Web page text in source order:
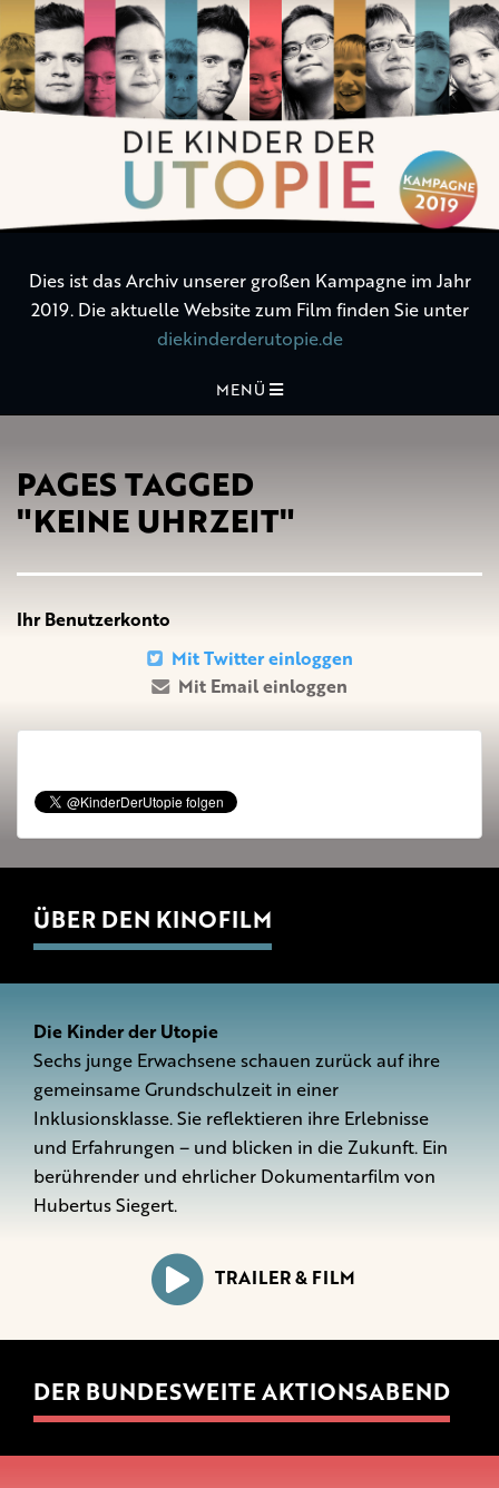
Die
Kinder
der
Dies ist das Archiv unserer großen Kampagne im Jahr
2019. Die aktuelle Website zum Film finden Sie unter
diekinderderutopie.de
MENÜ
PAGES TAGGED
"KEINE UHRZEIT"
Ihr Benutzerkonto
Mit Twitter einloggen
Mit Email einloggen
ÜBER DEN KINOFILM
Die Kinder der Utopie
Sechs junge Erwachsene schauen zurück auf ihre
gemeinsame Grundschulzeit in einer
Inklusionsklasse. Sie reflektieren ihre Erlebnisse
und Erfahrungen – und blicken in die Zukunft. Ein
berührender und ehrlicher Dokumentarfilm von
Hubertus Siegert.
TRAILER & FILM
DER BUNDESWEITE AKTIONSABEND